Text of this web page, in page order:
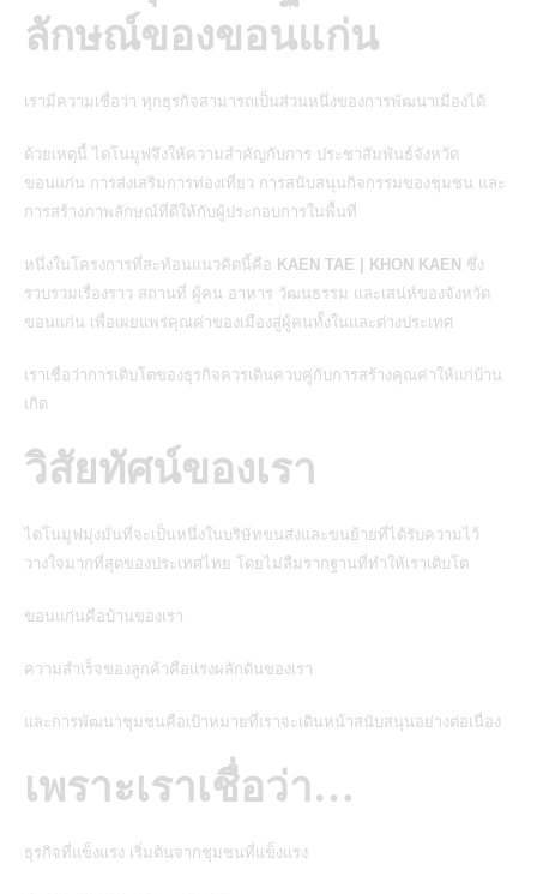
ลักษณ์ของขอนแก่น
เรามีความเชื่อว่า ทุกธุรกิจสามารถเป็นส่วนหนึ่งของการพัฒนาเมืองได้
ด้วยเหตุนี้ ไดโนมูฟจึงให้ความสำคัญกับการ ประชาสัมพันธ์จังหวัด
ขอนแก่น การส่งเสริมการท่องเที่ยว การสนับสนุนกิจกรรมของชุมชน และ
การสร้างภาพลักษณ์ที่ดีให้กับผู้ประกอบการในพื้นที่
หนึ่งในโครงการที่สะท้อนแนวคิดนี้คือ KAEN TAE | KHON KAEN ซึ่ง
รวบรวมเรื่องราว สถานที่ ผู้คน อาหาร วัฒนธรรม และเสน่ห์ของจังหวัด
ขอนแก่น เพื่อเผยแพร่คุณค่าของเมืองสู่ผู้คนทั้งในและต่างประเทศ
เราเชื่อว่าการเติบโตของธุรกิจควรเดินควบคู่กับการสร้างคุณค่าให้แก่บ้าน
เกิด
วิสัยทัศน์ของเรา
ไดโนมูฟมุ่งมั่นที่จะเป็นหนึ่งในบริษัทขนส่งและขนย้ายที่ได้รับความไว้
วางใจมากที่สุดของประเทศไทย โดยไม่ลืมรากฐานที่ทำให้เราเติบโต
ขอนแก่นคือบ้านของเรา
ความสำเร็จของลูกค้าคือแรงผลักดันของเรา
และการพัฒนาชุมชนคือเป้าหมายที่เราจะเดินหน้าสนับสนุนอย่างต่อเนื่อง
เพราะเราเชื่อว่า…
ธุรกิจที่แข็งแรง เริ่มต้นจากชุมชนที่แข็งแรง